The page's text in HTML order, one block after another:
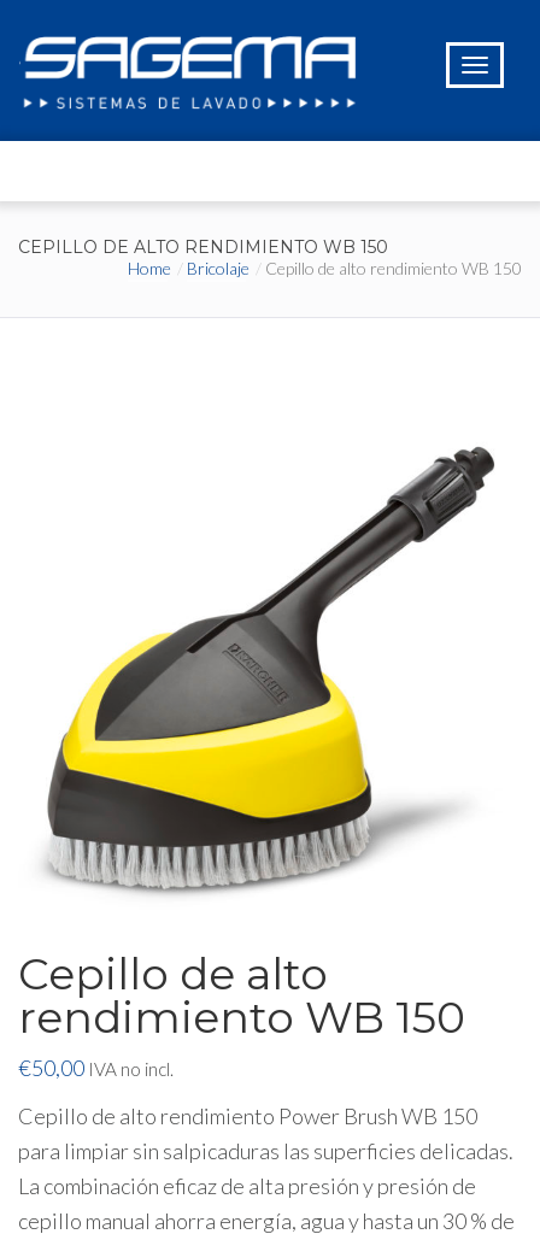
CEPILLO DE ALTO RENDIMIENTO WB 150
Home Bricolaje Cepillo de alto rendimiento WB 150
Cepillo de alto
rendimiento WB 150
€50,00 IVA no incl.
Cepillo de alto rendimiento Power Brush WB 150
para limpiar sin salpicaduras las superficies delicadas.
La combinación eficaz de alta presión y presión de
cepillo manual ahorra energía, agua y hasta un 30 % de